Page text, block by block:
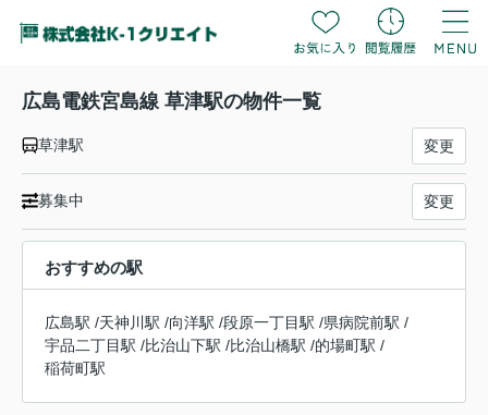
広島電鉄宮島線 草津駅の物件一覧
草津駅 変更
募集中 変更
おすすめの駅
広島駅 /天神川駅 /向洋駅 /段原一丁目駅 /県病院前駅 /
宇品二丁目駅 /比治山下駅 /比治山橋駅 /的場町駅 /
稲荷町駅